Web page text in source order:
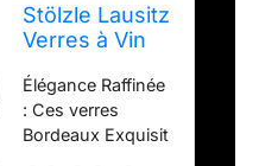
Stölzle Lausitz
Verres à Vin
Exquisit Royal
- Lot de 6,
645ml - Cristal
Élégance Raffinée
: Ces verres
Bordeaux Exquisit